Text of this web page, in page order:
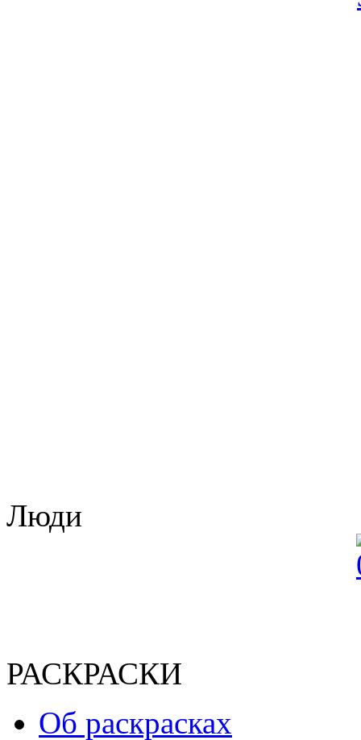
Люди
РАСКРАСКИ
Об раскрасках